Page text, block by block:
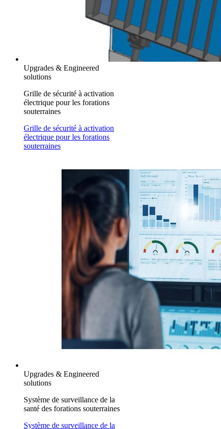
Upgrades & Engineered
solutions
Grille de sécurité à activation
électrique pour les forations
souterraines
Grille de sécurité à activation
électrique pour les forations
souterraines
Upgrades & Engineered
solutions
Système de surveillance de la
santé des forations souterraines
Système de surveillance de la